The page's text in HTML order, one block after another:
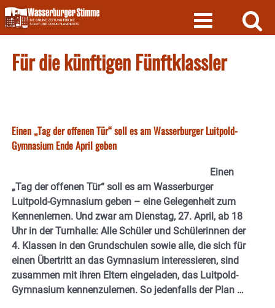
Skip
to
content
Für die künftigen Fünftklassler
Einen „Tag der offenen Tür“ soll es am Wasserburger Luitpold-
Gymnasium Ende April geben
Einen
„Tag der offenen Tür“ soll es am Wasserburger
Luitpold-Gymnasium geben – eine Gelegenheit zum
Kennenlernen. Und zwar am Dienstag, 27. April, ab 18
Uhr in der Turnhalle: Alle Schüler und Schülerinnen der
4. Klassen in den Grundschulen sowie alle, die sich für
einen Übertritt an das Gymnasium interessieren, sind
zusammen mit ihren Eltern eingeladen, das Luitpold-
Gymnasium kennenzulernen. So jedenfalls der Plan …